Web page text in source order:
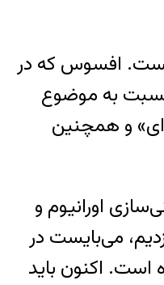
افسوس که در
به موضوع
و همچنین
اورانیوم و
می‌بایست در
اکنون باید